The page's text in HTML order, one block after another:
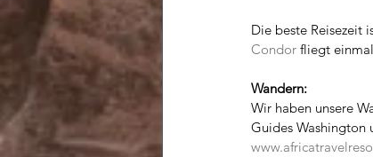
Die beste Reisezeit
Condor fliegt
Wandern:
Wir haben unsere
Guides Washington